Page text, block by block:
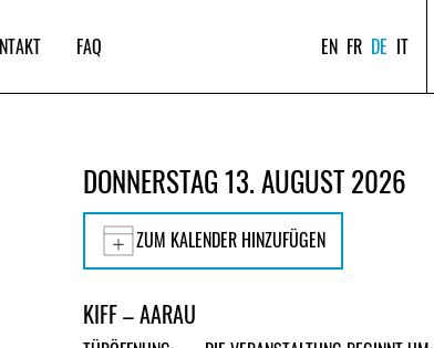
FAQ EN FR DE IT
DONNERSTAG 13. AUGUST 2026
ZUM KALENDER HINZUFÜGEN
KIFF – AARAU